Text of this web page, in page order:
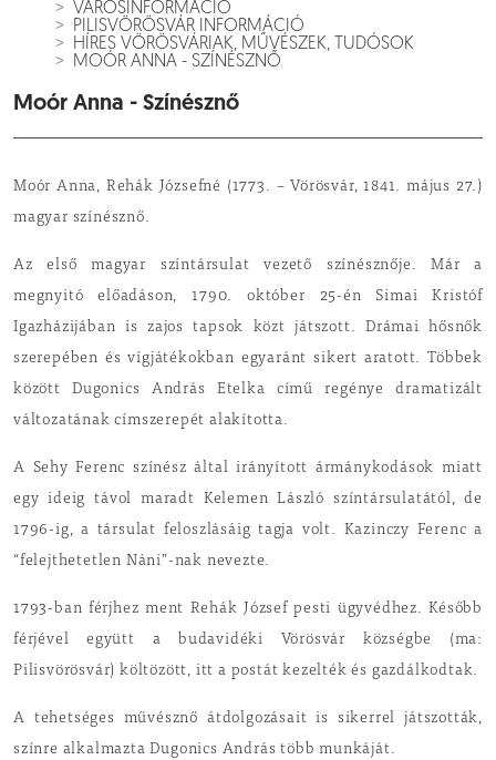
VÁROSINFORMÁCIÓ
PILISVÖRÖSVÁR INFORMÁCIÓ
HÍRES VÖRÖSVÁRIAK, MŰVÉSZEK, TUDÓSOK
MOÓR ANNA - SZÍNÉSZNŐ
Moór Anna - Színésznő
Moór Anna, Rehák Józsefné (1773. – Vörösvár, 1841. május 27.)
magyar színésznő.
Az első magyar színtársulat vezető színésznője. Már a
megnyitó előadáson, 1790. október 25-én Simai Kristóf
Igazházijában is zajos tapsok közt játszott. Drámai hősnők
szerepében és vígjátékokban egyaránt sikert aratott. Többek
között Dugonics András Etelka című regénye dramatizált
változatának címszerepét alakította.
A Sehy Ferenc színész által irányított ármánykodások miatt
egy ideig távol maradt Kelemen László színtársulatától, de
1796-ig, a társulat feloszlásáig tagja volt. Kazinczy Ferenc a
“felejthetetlen Náni”-nak nevezte.
1793-ban férjhez ment Rehák József pesti ügyvédhez. Később
férjével együtt a budavidéki Vörösvár községbe (ma:
Pilisvörösvár) költözött, itt a postát kezelték és gazdálkodtak.
A tehetséges művésznő átdolgozásait is sikerrel játszották,
színre alkalmazta Dugonics András több munkáját.